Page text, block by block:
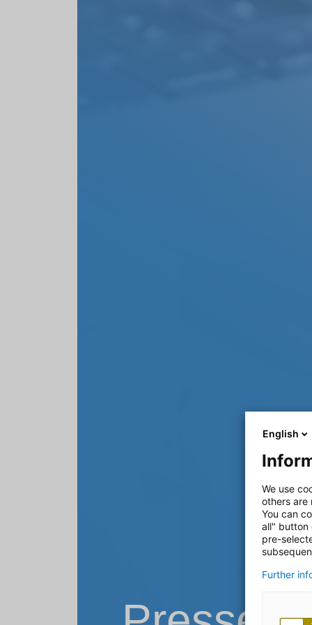
English
We use
others are
You can
all" button
pre-
Further